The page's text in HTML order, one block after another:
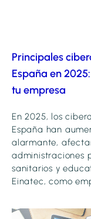
Principales
España en
tu empresa
En 2025, los
España han
alarmante,
administraciones
sanitarios y
Einatec, como